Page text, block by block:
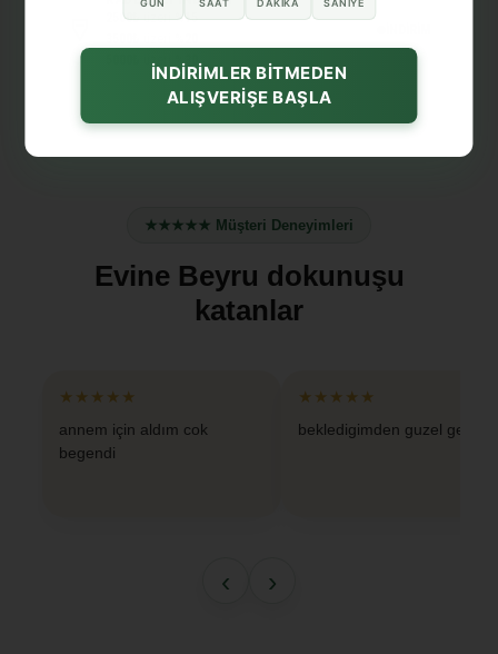
2500₺üzeri%15
üzeri %30
★★★★★ Müşteri Deneyimleri
Evine Beyru dokunuşu
katanlar
★★★★★
annem için aldım cok
begendi
★★★★★
bekledigimden guzel geldi
‹ ›
İNDİRİMLER BİTMEDEN
ALIŞVERİŞE BAŞLA